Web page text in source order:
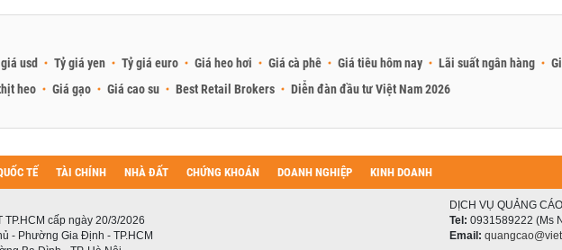
usd Tỷ giá yen Tỷ giá euro Giá heo hơi Giá cà phê Giá tiêu hôm nay Lãi suất ngân hàng
heo Giá gạo Giá cao su Best Retail Brokers Diễn đàn đầu tư Việt Nam 2026
TẾ TÀI CHÍNH NHÀ ĐẤT CHỨNG KHOÁN DOANH NGHIỆP KINH DOANH
cấp ngày 20/3/2026
- Phường Gia Định - TP.HCM
DỊCH VỤ QUẢNG CÁO
Tel: 0931589222 (Ms
Email: